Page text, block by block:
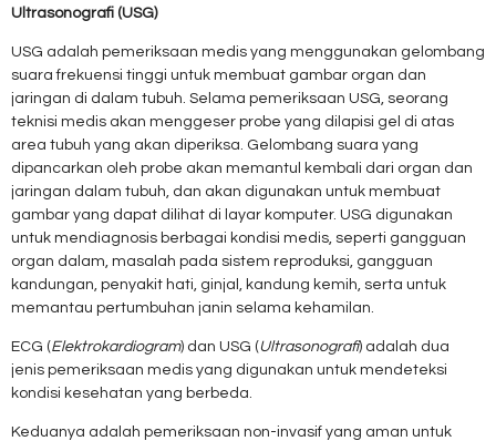
Ultrasonografi (USG)
USG adalah pemeriksaan medis yang menggunakan gelombang
suara frekuensi tinggi untuk membuat gambar organ dan
jaringan di dalam tubuh. Selama pemeriksaan USG, seorang
teknisi medis akan menggeser probe yang dilapisi gel di atas
area tubuh yang akan diperiksa. Gelombang suara yang
dipancarkan oleh probe akan memantul kembali dari organ dan
jaringan dalam tubuh, dan akan digunakan untuk membuat
gambar yang dapat dilihat di layar komputer. USG digunakan
untuk mendiagnosis berbagai kondisi medis, seperti gangguan
organ dalam, masalah pada sistem reproduksi, gangguan
kandungan, penyakit hati, ginjal, kandung kemih, serta untuk
memantau pertumbuhan janin selama kehamilan.
ECG (Elektrokardiogram) dan USG ( Ultrasonografi) adalah dua
jenis pemeriksaan medis yang digunakan untuk mendeteksi
kondisi kesehatan yang berbeda.
Keduanya adalah pemeriksaan non-invasif yang aman untuk